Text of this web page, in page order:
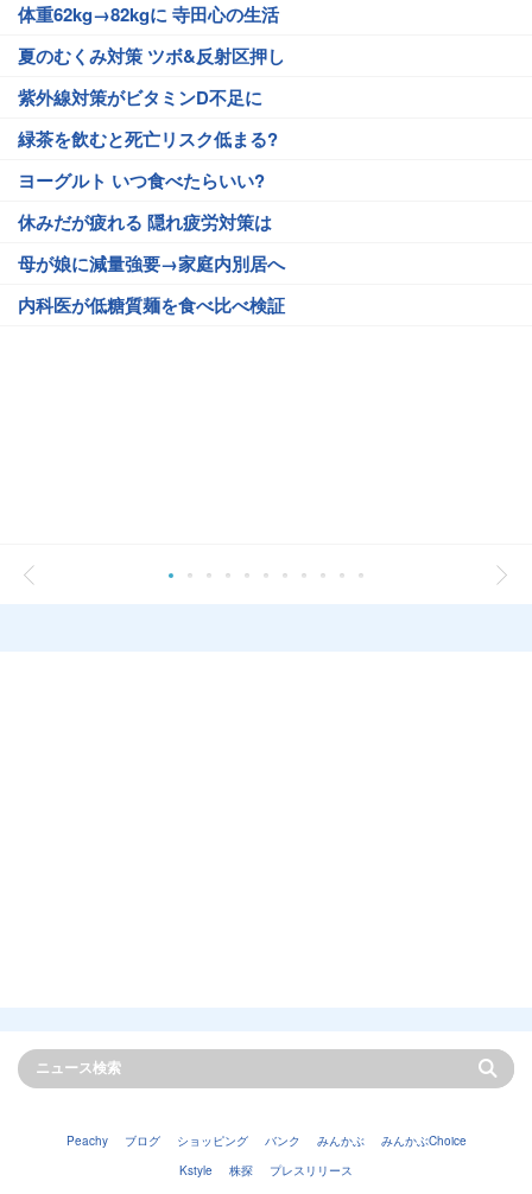
体重62kg→82kgに 寺田心の生活
夏のむくみ対策 ツボ&反射区押し
紫外線対策がビタミンD不足に
緑茶を飲むと死亡リスク低まる?
ヨーグルト いつ食べたらいい?
休みだが疲れる 隠れ疲労対策は
母が娘に減量強要→家庭内別居へ
内科医が低糖質麺を食べ比べ検証
Peachy ブログ ショッピング バンク みんかぶ
みんかぶChoice
Kstyle
株探 プレスリリース